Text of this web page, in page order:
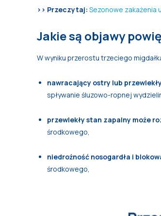
>> Przeczytaj: Sezonowe zakażenia
Jakie są objawy
W wyniku przerostu trzeciego
nawracający ostry lub
spływanie śluzowo-ropnej
przewlekły stan zapalny może
środkowego,
niedrożność nosogardła i
środkowego,